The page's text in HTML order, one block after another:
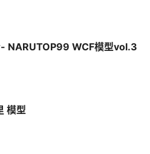
NARUTOP99 WCF模型vol.3
模型